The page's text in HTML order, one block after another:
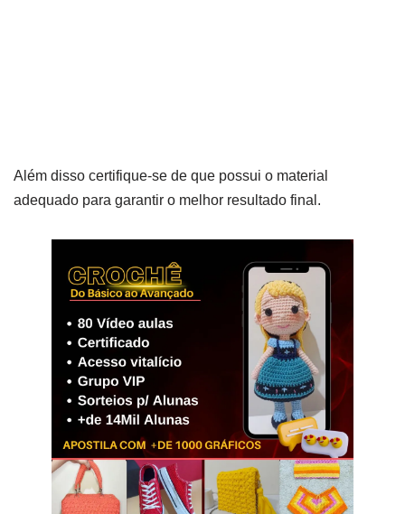
Além disso certifique-se de que possui o material
adequado para garantir o melhor resultado final.